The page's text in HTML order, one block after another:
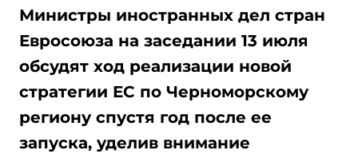
Министры иностранных дел стран
Евросоюза на заседании 13 июля
обсудят ход реализации новой
стратегии ЕС по Черноморскому
региону спустя год после ее
запуска, уделив внимание